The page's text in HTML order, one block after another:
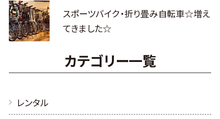
スポーツバイク・折り畳み自転車☆増え
てきました☆
カテゴリー一覧
レンタル